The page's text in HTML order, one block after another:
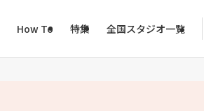
How To 特集 全国スタジオ一覧